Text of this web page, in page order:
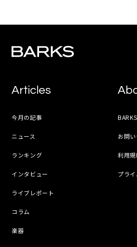
Articles
今月の記事
ニュース
ランキング
インタビュー
ライブレポート
コラム
楽器
お問
利用
プラ